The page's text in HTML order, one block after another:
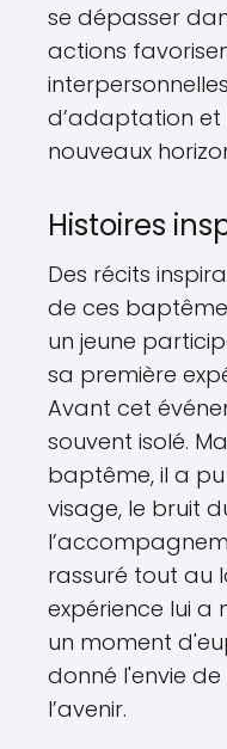
se dépasser
actions
d’adaptation et
nouveaux
Histoires
Des récits
de ces
un jeune
sa première
Avant cet
souvent isolé.
baptême, il a
visage, le bruit
rassuré tout au
expérience lui a
un moment
donné l'envie
l’avenir.